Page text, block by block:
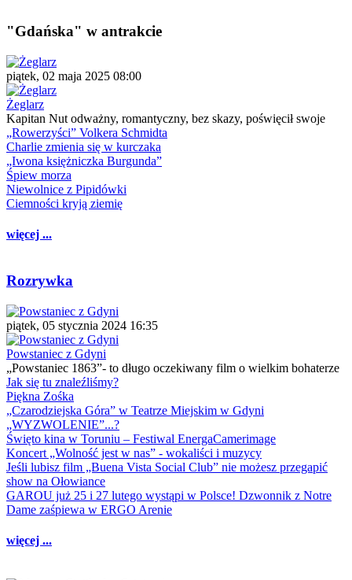
"Gdańska" w antrakcie
piątek, 02 maja 2025 08:00
Żeglarz
Kapitan Nut odważny, romantyczny, bez skazy, poświęcił swoje
„Rowerzyści” Volkera Schmidta
Charlie zmienia się w kurczaka
„Iwona księżniczka Burgunda”
Śpiew morza
Niewolnice z Pipidówki
Ciemności kryją ziemię
więcej ...
Rozrywka
piątek, 05 stycznia 2024 16:35
Powstaniec z Gdyni
„Powstaniec 1863”- to długo oczekiwany film o wielkim bohaterze
Jak się tu znaleźliśmy?
Piękna Zośka
„Czarodziejska Góra” w Teatrze Miejskim w Gdyni
„WYZWOLENIE”...?
Święto kina w Toruniu – Festiwal EnergaCamerimage
Koncert „Wolność jest w nas” - wokaliści i muzycy
Jeśli lubisz film „Buena Vista Social Club” nie możesz przegapić
show na Ołowiance
GAROU już 25 i 27 lutego wystąpi w Polsce! Dzwonnik z Notre
Dame zaśpiewa w ERGO Arenie
więcej ...